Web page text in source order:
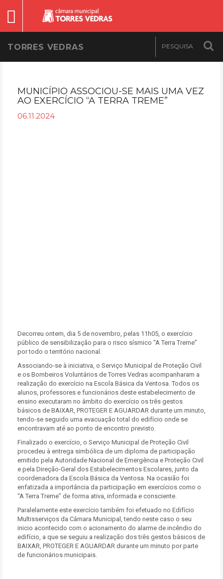
TORRES VEDRAS
MUNICÍPIO ASSOCIOU-SE MAIS UMA VEZ
AO EXERCÍCIO “A TERRA TREME”
06.11.2024
Decorreu ontem, dia 5 de novembro, pelas 11h05, o exercício
público de sensibilização para o risco sísmico “A Terra Treme”
por todo o território nacional.
Associando-se à iniciativa, o Serviço Municipal de Proteção Civil
e os Bombeiros Voluntários de Torres Vedras acompanharam a
realização do exercício na Escola Básica da Ventosa. Todos os
alunos, professores e funcionários deste estabelecimento de
ensino executaram no âmbito do exercício os três gestos
básicos de BAIXAR, PROTEGER E AGUARDAR durante um minuto,
tendo-se seguido uma evacuação total do edifício onde se
encontravam até ao ponto de encontro previsto.
Finalizado o exercício, o Serviço Municipal de Proteção Civil
procedeu à entrega simbólica de um diploma de participação
emitido pela Autoridade Nacional de Emergência e Proteção Civil
e pela Direção-Geral dos Estabelecimentos Escolares, junto da
coordenadora da Escola Básica da Ventosa. Na ocasião foi
enfatizada a importância da participação em exercícios como o
“A Terra Treme” de forma ativa, informada e consciente.
Paralelamente este exercício também foi efetuado no Edifício
Multisserviços da Câmara Municipal, tendo neste caso o seu
inicio acontecido com o acionamento do alarme de incêndio do
edifício, a que se seguiu a realização dos três gestos básicos de
BAIXAR, PROTEGER E AGUARDAR durante um minuto por parte
de funcionários municipais.